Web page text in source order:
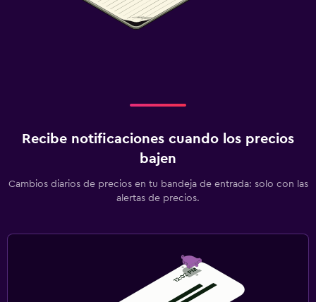
Recibe notificaciones cuando los precios
bajen
Cambios diarios de precios en tu bandeja de entrada: solo con las
alertas de precios.